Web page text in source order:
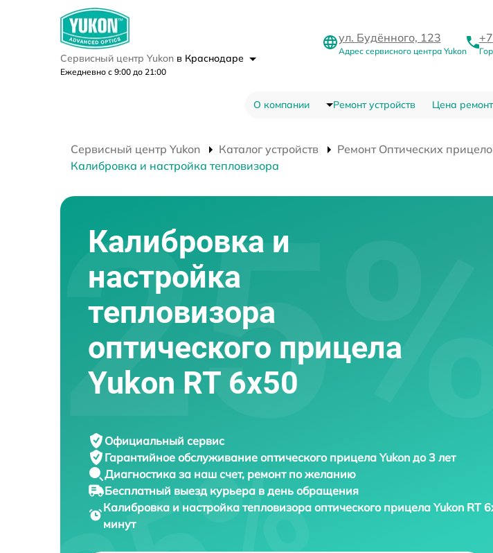
Сервисный центр Yukon в Краснодаре
Ежедневно с 9:00 до 21:00
ул. Будённого, 123
Адрес сервисного центра Yukon
О компании Ремонт устройств Цена
Сервисный центр Yukon Каталог устройств Ремонт Оптических
Калибровка и настройка тепловизора
Калибровка и
настройка
тепловизора
оптического прицела
Yukon RT 6x50
Официальный сервис
Гарантийное обслуживание оптического прицела Yukon до 3 лет
Диагностика за наш счет, ремонт по желанию
Бесплатный выезд курьера в день обращения
Калибровка и настройка тепловизора оптического прицелаYukon RT
минут